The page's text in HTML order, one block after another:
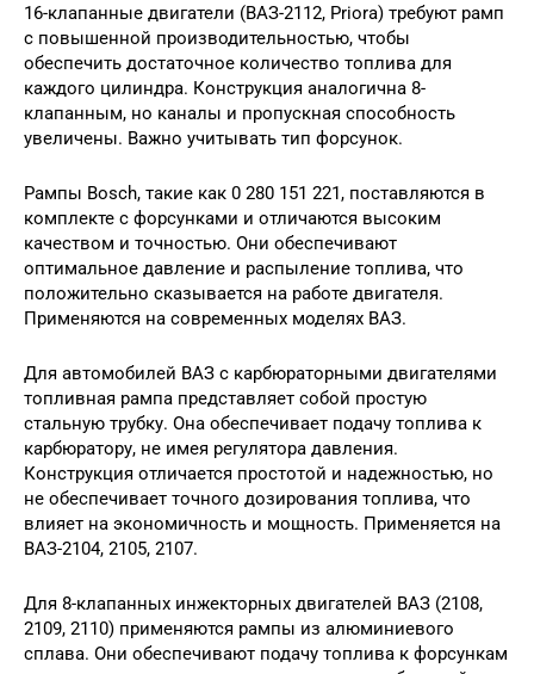
16-клапанные двигатели (ВАЗ-2112, Priora) требуют рамп
с повышенной производительностью, чтобы
обеспечить достаточное количество топлива для
каждого цилиндра. Конструкция аналогична 8-
клапанным, но каналы и пропускная способность
увеличены. Важно учитывать тип форсунок.
Рампы Bosch, такие как 0 280 151 221, поставляются в
комплекте с форсунками и отличаются высоким
качеством и точностью. Они обеспечивают
оптимальное давление и распыление топлива, что
положительно сказывается на работе двигателя.
Применяются на современных моделях ВАЗ.
Для автомобилей ВАЗ с карбюраторными двигателями
топливная рампа представляет собой простую
стальную трубку. Она обеспечивает подачу топлива к
карбюратору, не имея регулятора давления.
Конструкция отличается простотой и надежностью, но
не обеспечивает точного дозирования топлива, что
влияет на экономичность и мощность. Применяется на
ВАЗ-2104, 2105, 2107.
Для 8-клапанных инжекторных двигателей ВАЗ (2108,
2109, 2110) применяются рампы из алюминиевого
сплава. Они обеспечивают подачу топлива к форсункам